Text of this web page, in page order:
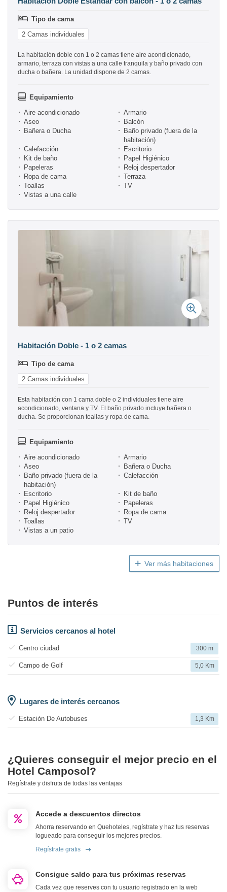
Tipo de cama
2 Camas individuales
La habitación doble con 1 o 2 camas tiene aire acondicionado,
armario, terraza con vistas a una calle tranquila y baño privado con
ducha o bañera. La unidad dispone de 2 camas.
Equipamiento
Aire acondicionado
Armario
Aseo
Balcón
Bañera o Ducha
Baño privado (fuera de la
habitación)
Calefacción
Escritorio
Kit de baño
Papel Higiénico
Papeleras
Reloj despertador
Ropa de cama
Terraza
Toallas
TV
Vistas a una calle
Habitación Doble - 1 o 2 camas
Tipo de cama
2 Camas individuales
Esta habitación con 1 cama doble o 2 individuales tiene aire
acondicionado, ventana y TV. El baño privado incluye bañera o
ducha. Se proporcionan toallas y ropa de cama.
Equipamiento
Aire acondicionado
Armario
Aseo
Bañera o Ducha
Baño privado (fuera de la
habitación)
Calefacción
Escritorio
Kit de baño
Papel Higiénico
Papeleras
Reloj despertador
Ropa de cama
Toallas
TV
Vistas a un patio
Ver más habitaciones
Puntos de interés
Servicios cercanos al hotel
Centro ciudad 300 m
Campo de Golf 5,0 Km
Lugares de interés cercanos
Estación De Autobuses 1,3 Km
¿Quieres conseguir el mejor precio en el
Hotel Camposol?
Regístrate y disfruta de todas las ventajas
Accede a descuentos directos
Ahorra reservando en Quehoteles, regístrate y haz tus reservas
logueado para conseguir los mejores precios.
Regístrate gratis
Consigue saldo para tus próximas reservas
Cada vez que reserves con tu usuario registrado en la web